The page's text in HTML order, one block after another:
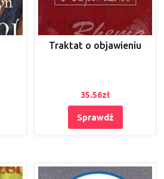
Traktat o objawieniu
35.56zł
Sprawdź